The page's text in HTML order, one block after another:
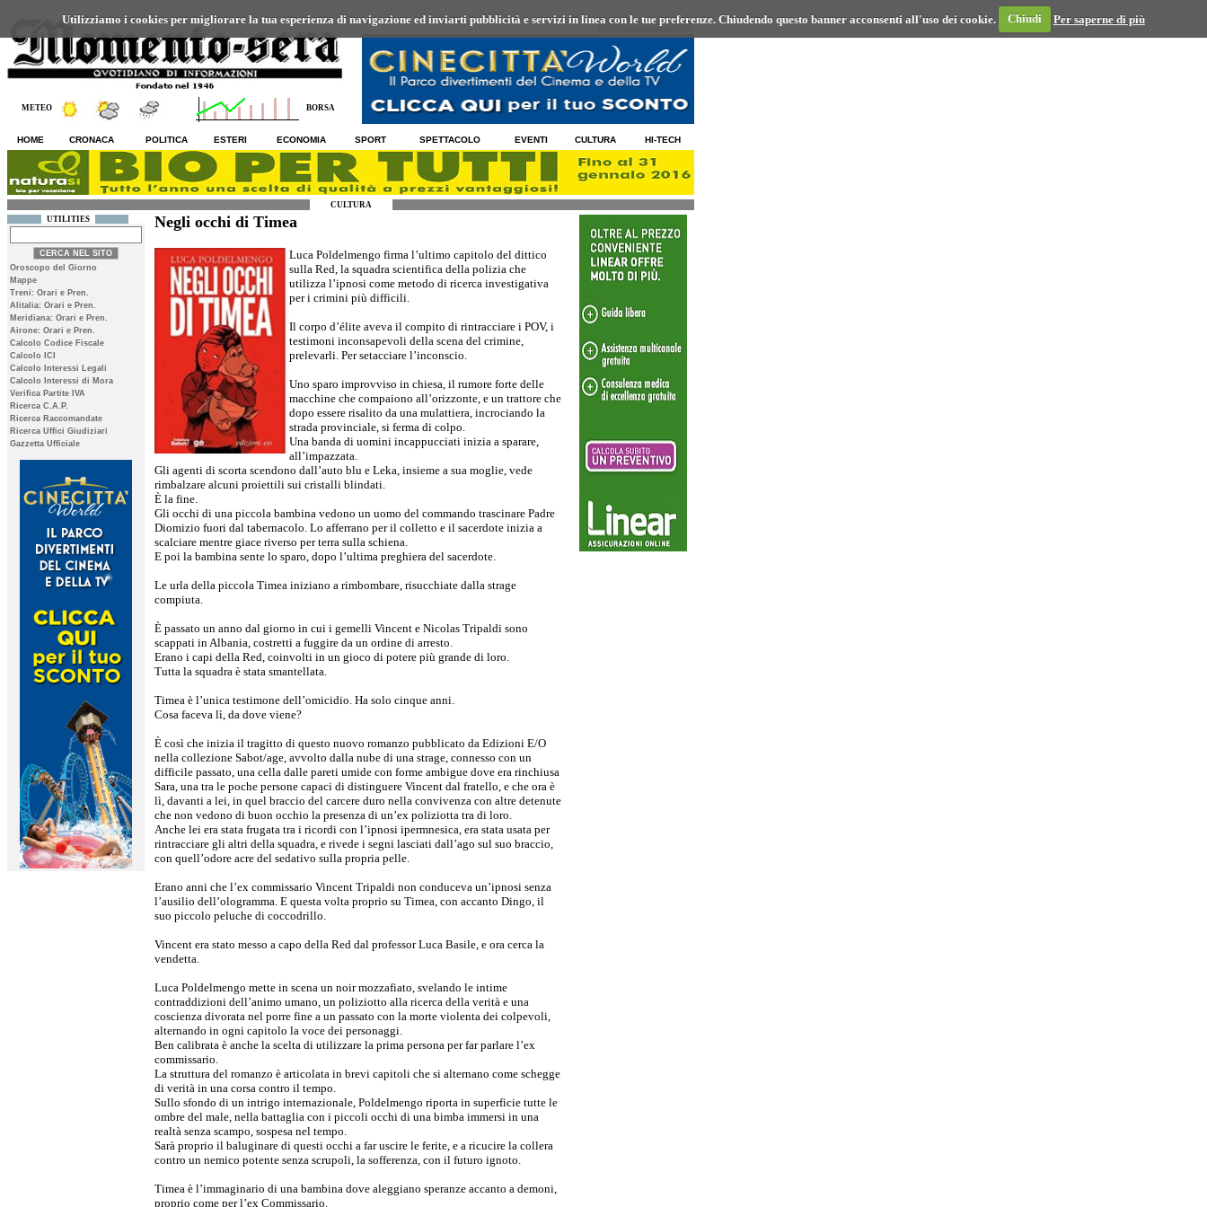
Utilizziamo i cookies per migliorare la tua esperienza di navigazione ed inviarti pubblicità e servizi in linea con le tue preferenze.Chiudendo questo banner acconsenti all'uso dei cookie. Chiudi Per saperne di più
METEO BORSA
07/08/2026 15:48
HOME CRONACA POLITICA ESTERI ECONOMIA SPORT SPETTACOLO EVENTI CULTURA HI-TECH
CULTURA
UTILITIES
Oroscopo del Giorno
Mappe
Treni: Orari e Pren.
Alitalia: Orari e Pren.
Meridiana: Orari e Pren.
Airone: Orari e Pren.
Calcolo Codice Fiscale
Calcolo ICI
Calcolo Interessi Legali
Calcolo Interessi di Mora
Verifica Partite IVA
Ricerca C.A.P.
Ricerca Raccomandate
Ricerca Uffici Giudiziari
Gazzetta Ufficiale
Negli occhi di Timea
Luca Poldelmengo firma l’ultimo capitolo del dittico
sulla Red, la squadra scientifica della polizia che
utilizza l’ipnosi come metodo di ricerca investigativa
per i crimini più difficili.
Il corpo d’élite aveva il compito di rintracciare i POV, i
testimoni inconsapevoli della scena del crimine,
prelevarli. Per setacciare l’inconscio.
Uno sparo improvviso in chiesa, il rumore forte delle
macchine che compaiono all’orizzonte, e un trattore che
dopo essere risalito da una mulattiera, incrociando la
strada provinciale, si ferma di colpo.
Una banda di uomini incappucciati inizia a sparare,
all’impazzata.
Gli agenti di scorta scendono dall’auto blu e Leka, insieme a sua moglie, vede
rimbalzare alcuni proiettili sui cristalli blindati.
È la fine.
Gli occhi di una piccola bambina vedono un uomo del commando trascinare Padre
Diomizio fuori dal tabernacolo. Lo afferrano per il colletto e il sacerdote inizia a
scalciare mentre giace riverso per terra sulla schiena.
E poi la bambina sente lo sparo, dopo l’ultima preghiera del sacerdote.
Le urla della piccola Timea iniziano a rimbombare, risucchiate dalla strage
compiuta.
È passato un anno dal giorno in cui i gemelli Vincent e Nicolas Tripaldi sono
scappati in Albania, costretti a fuggire da un ordine di arresto.
Erano i capi della Red, coinvolti in un gioco di potere più grande di loro.
Tutta la squadra è stata smantellata.
Timea è l’unica testimone dell’omicidio. Ha solo cinque anni.
Cosa faceva lì, da dove viene?
È così che inizia il tragitto di questo nuovo romanzo pubblicato da Edizioni E/O
nella collezione Sabot/age, avvolto dalla nube di una strage, connesso con un
difficile passato, una cella dalle pareti umide con forme ambigue dove era rinchiusa
Sara, una tra le poche persone capaci di distinguere Vincent dal fratello, e che ora è
lì, davanti a lei, in quel braccio del carcere duro nella convivenza con altre detenute
che non vedono di buon occhio la presenza di un’ex poliziotta tra di loro.
Anche lei era stata frugata tra i ricordi con l’ipnosi ipermnesica, era stata usata per
rintracciare gli altri della squadra, e rivede i segni lasciati dall’ago sul suo braccio,
con quell’odore acre del sedativo sulla propria pelle.
Erano anni che l’ex commissario Vincent Tripaldi non conduceva un’ipnosi senza
l’ausilio dell’ologramma. E questa volta proprio su Timea, con accanto Dingo, il
suo piccolo peluche di coccodrillo.
Vincent era stato messo a capo della Red dal professor Luca Basile, e ora cerca la
vendetta.
Luca Poldelmengo mette in scena un noir mozzafiato, svelando le intime
contraddizioni dell’animo umano, un poliziotto alla ricerca della verità e una
coscienza divorata nel porre fine a un passato con la morte violenta dei colpevoli,
alternando in ogni capitolo la voce dei personaggi.
Ben calibrata è anche la scelta di utilizzare la prima persona per far parlare l’ex
commissario.
La struttura del romanzo è articolata in brevi capitoli che si alternano come schegge
di verità in una corsa contro il tempo.
Sullo sfondo di un intrigo internazionale, Poldelmengo riporta in superficie tutte le
ombre del male, nella battaglia con i piccoli occhi di una bimba immersi in una
realtà senza scampo, sospesa nel tempo.
Sarà proprio il baluginare di questi occhi a far uscire le ferite, e a ricucire la collera
contro un nemico potente senza scrupoli, la sofferenza, con il futuro ignoto.
Timea è l’immaginario di una bambina dove aleggiano speranze accanto a demoni,
proprio come per l’ex Commissario.